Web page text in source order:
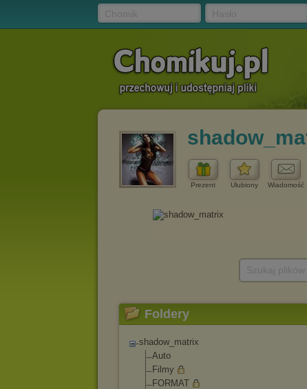
Prezent Ulubiony Wiadomość
Foldery
shadow_matrix
Auto
Filmy
FORMAT